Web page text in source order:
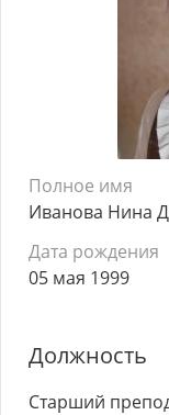
Полное имя
Иванова Нина
Дата рождения
05 мая 1999
Должность
Старший